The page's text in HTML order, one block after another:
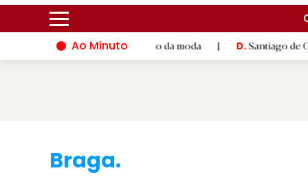
Ao Minuto
e à inovação do mundo da moda | D.Santiago de
Braga.